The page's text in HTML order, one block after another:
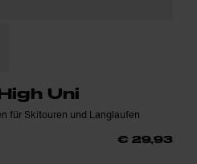
Uni
für Skitouren und Langlaufen
€ 29,93